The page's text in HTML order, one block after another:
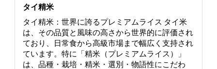
タイ精米
タイ精米：世界に誇るプレミアムライス タイ米
は、その品質と風味の高さから世界的に評価され
ており、日常食から高級市場まで幅広く支持され
ています。特に「精米（プレミアムライス）」
は、品種・栽培・精米・選別・物語性にこだわ